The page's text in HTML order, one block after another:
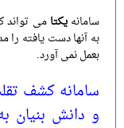
سامانهیکتا می تواند
به آنها دست یافته
بعمل نمی آورد.
سامانه کشف